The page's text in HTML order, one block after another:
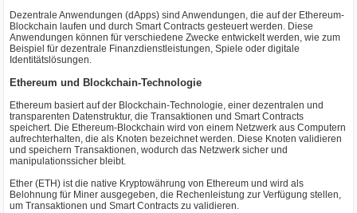
Dezentrale Anwendungen (dApps) sind Anwendungen, die auf der Ethereum-
Blockchain laufen und durch Smart Contracts gesteuert werden. Diese
Anwendungen können für verschiedene Zwecke entwickelt werden, wie zum
Beispiel für dezentrale Finanzdienstleistungen, Spiele oder digitale
Identitätslösungen.
Ethereum und Blockchain-Technologie
Ethereum basiert auf der Blockchain-Technologie, einer dezentralen und
transparenten Datenstruktur, die Transaktionen und Smart Contracts
speichert. Die Ethereum-Blockchain wird von einem Netzwerk aus Computern
aufrechterhalten, die als Knoten bezeichnet werden. Diese Knoten validieren
und speichern Transaktionen, wodurch das Netzwerk sicher und
manipulationssicher bleibt.
Ether (ETH) ist die native Kryptowährung von Ethereum und wird als
Belohnung für Miner ausgegeben, die Rechenleistung zur Verfügung stellen,
um Transaktionen und Smart Contracts zu validieren.